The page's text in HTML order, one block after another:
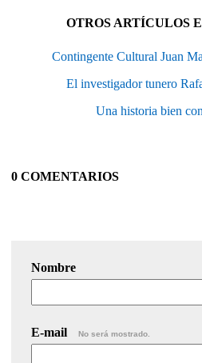
OTROS ARTÍCULOS
Contingente Cultural Juan
El investigador tunero
Una historia bien
0 COMENTARIOS
Nombre
E-mail No será mostrado.